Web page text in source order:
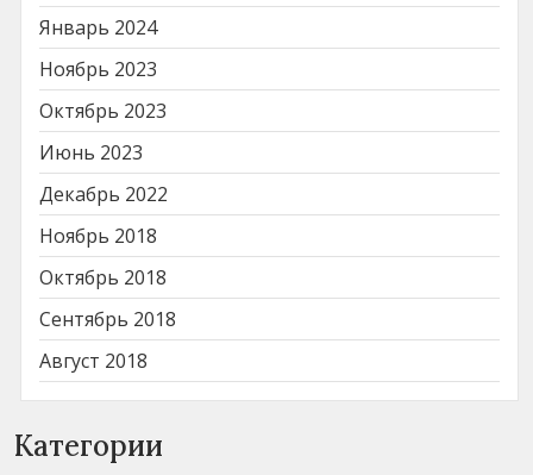
Январь 2024
Ноябрь 2023
Октябрь 2023
Июнь 2023
Декабрь 2022
Ноябрь 2018
Октябрь 2018
Сентябрь 2018
Август 2018
Категории